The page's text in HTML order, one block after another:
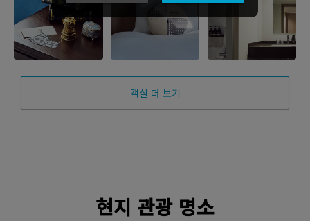
객실 더 보기
현지 관광 명소